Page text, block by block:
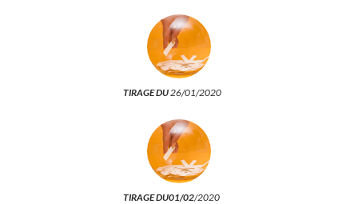
TIRAGE DU26/01/2020
TIRAGE DU01/02/2020